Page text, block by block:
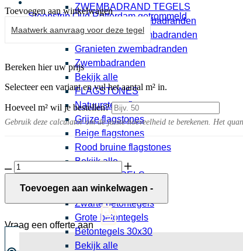
Steenstrip Oud Rotterdam getrommeld
0,95 per stuk
ZWEMBADRAND TEGELS
Keramische zwembadranden
Natuursteen zwembadranden
Granieten zwembadranden
Zwembadranden
Bekijk alle
FLAGSTONES
Natuursteen flagstones
Grijze flagstones
Beige flagstones
Rood bruine flagstones
Bekijk alle
BETONTEGELS
Grijze betontegels
Zwarte betontegels
Grote betontegels
Betontegels 30x30
Bekijk alle
Toevoegen aan winkelwagen
Maatwerk aanvraag voor deze tegel
Bereken hier uw prijs
Selecteer een variant en vul het aantal m² in.
Hoeveel m² wil je bestellen?
Gebruik deze calculator om de juiste hoeveelheid te berekenen. Het
Solido
Ceramica
30MM
Toevoegen aan winkelwagen -
Vraag een offerte aan